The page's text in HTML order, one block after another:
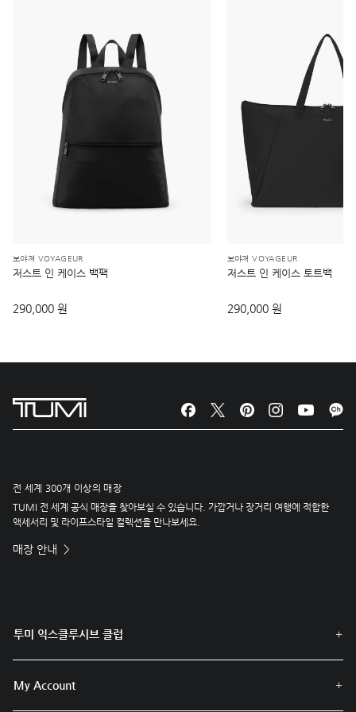
보야져 VOYAGEUR
저스트 인 케이스 백팩
290,000 원
보야져 VOYAGEUR
저스트 인 케이스 토트백
290,000 원
전 세계 300개 이상의 매장
TUMI 전 세계 공식 매장을 찾아보실 수 있습니다. 가깝거나 장거리 여행에 적합한
액세서리 및 라이프스타일 컬렉션을 만나보세요.
매장 안내
투미 익스클루시브 클럽
My Account